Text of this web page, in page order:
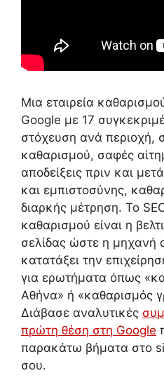
Μια εταιρεία
Google με 17
στόχευση ανά περιοχή,
καθαρισμού, σαφές
αποδείξεις πριν και
και εμπιστοσύνης,
διαρκής μέτρηση. Το
καθαρισμού είναι η
σελίδας ώστε η μηχανή
κατατάξει την
για ερωτήματα όπως
Αθήνα» ή «καθαρισμός
Διάβασε αναλυτικές
πρώτη θέση στη Google
παρακάτω βήματα στο
σου.